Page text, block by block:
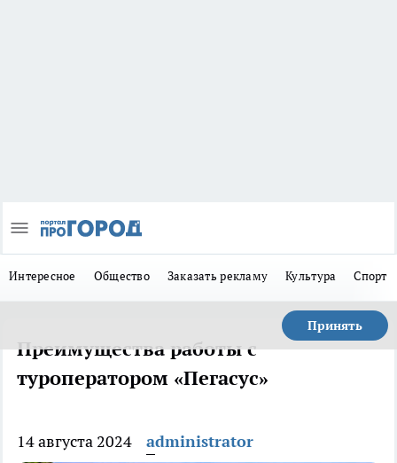
Интересное Общество Заказать рекламу Культура Спорт
Принять
Преимущества работы с
туроператором «Пегасус»
14 августа 2024 administrator